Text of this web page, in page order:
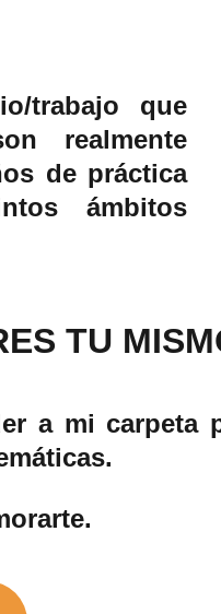
trabajo que
realmente
de práctica
ámbitos
TU
a mi carpeta